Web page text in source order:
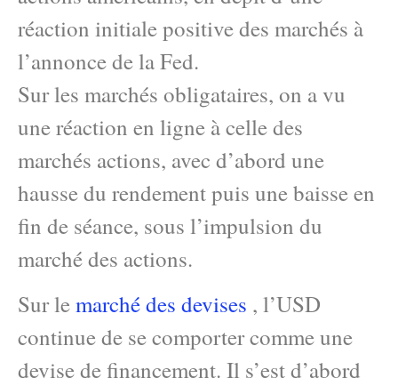
réaction initiale positive des marchés à
l’annonce de la Fed.
Sur les marchés obligataires, on a vu
une réaction en ligne à celle des
marchés actions, avec d’abord une
hausse du rendement puis une baisse en
fin de séance, sous l’impulsion du
marché des actions.
Sur lemarché des devises , l’USD
continue de se comporter comme une
devise de financement. Il s’est d’abord